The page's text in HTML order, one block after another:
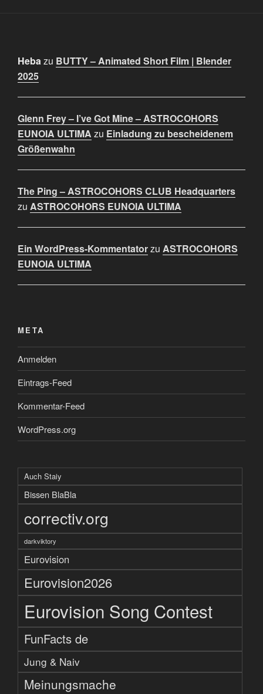
Hebazu BUTTY – Animated Short Film | Blender
2025
Glenn Frey – I’ve Got Mine – ASTROCOHORS
EUNOIA ULTIMA zu Einladung zu bescheidenem
Größenwahn
The Ping – ASTROCOHORS CLUB Headquarters
zu ASTROCOHORS EUNOIA ULTIMA
Ein WordPress-Kommentatorzu ASTROCOHORS
EUNOIA ULTIMA
META
Anmelden
Eintrags-Feed
Kommentar-Feed
WordPress.org
Auch Staiy
Bissen BlaBla
correctiv.org
darkviktory
Eurovision
Eurovision2026
Eurovision Song Contest
FunFacts de
Jung & Naiv
Meinungsmache